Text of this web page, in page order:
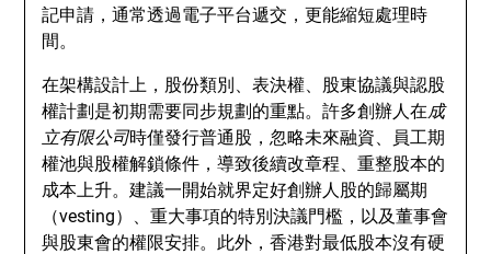
記申請，通常透過電子平台遞交，更能縮短處理時
間。
在架構設計上，股份類別、表決權、股東協議與認股
權計劃是初期需要同步規劃的重點。許多創辦人在成
立有限公司時僅發行普通股，忽略未來融資、員工期
權池與股權解鎖條件，導致後續改章程、重整股本的
成本上升。建議一開始就界定好創辦人股的歸屬期
（vesting）、重大事項的特別決議門檻，以及董事會
與股東會的權限安排。此外，香港對最低股本沒有硬